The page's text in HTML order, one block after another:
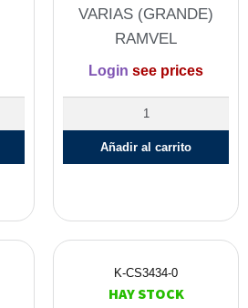
VARIAS (GRANDE)
RAMVEL
Login see prices
Añadir al carrito
K-CS3434-0
HAY STOCK